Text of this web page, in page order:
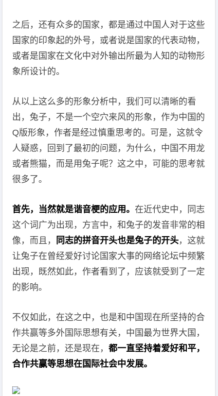
之后，还有众多的国家，都是通过中国人对于这些
国家的印象起的外号，或者说是国家的代表动物，
或者是国家在文化中对外输出所最为人知的动物形
象所设计的。
从以上这么多的形象分析中，我们可以清晰的看
出，兔子，不是一个空穴来风的形象，作为中国的
Q版形象，作者是经过慎重思考的。可是，这就令
人疑惑，回到了最初的问题，为什么，中国不用龙
或者熊猫，而是用兔子呢？这之中，可能的思考就
很多了。
首先，当然就是谐音梗的应用。在近代史中，同志
这个词广为出现，方言中，和兔子的发音非常的相
像，而且，
同志的拼音开头也是兔子的开头，这就
让兔子在曾经爱好讨论国家大事的网络论坛中频繁
出现，既然如此，作者看到了，应该就受到了一定
的影响。
不仅如此，在这之中，也是和中国现在所坚持的合
作共赢等多外国际思想有关，中国最为世界大国，
无论是之前，还是现在，都一直坚持着爱好和平，
合作共赢等思想在国际社会中发展。